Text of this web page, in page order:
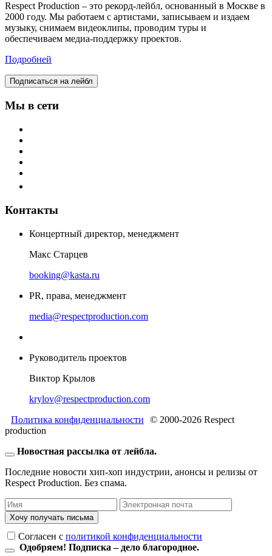
Respect Production – это рекорд-лейбл, основанный в Москве в
2000 году. Мы работаем с артистами, записываем и издаем
музыку, снимаем видеоклипы, проводим туры и
обеспечиваем медиа-поддержку проектов.
Подробней
Подписаться на лейбл
Мы в сети
Контакты
Концертный директор, менеджмент
Макс Старцев
booking@kasta.ru
PR, права, менеджмент
media@respectproduction.com
Руководитель проектов
Виктор Крылов
krylov@respectproduction.com
Политика конфиденциальности
© 2000-2026 Respect
production
Новостная рассылка от лейбла.
Последние новости хип-хоп индустрии, анонсы и релизы от
Respect Production. Без спама.
Хочу получать письма
Согласен c политикой конфиденциальности
Одобряем! Подписка – дело благородное.